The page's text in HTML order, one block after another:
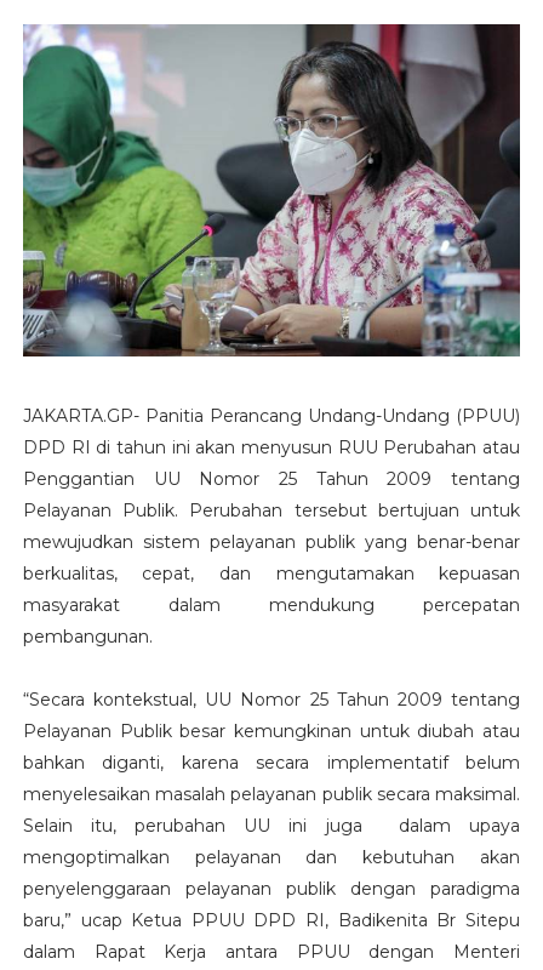
JAKARTA.GP- Panitia Perancang Undang-Undang (PPUU)
DPD RI di tahun ini akan menyusun RUU Perubahan atau
Penggantian UU Nomor 25 Tahun 2009 tentang
Pelayanan Publik. Perubahan tersebut bertujuan untuk
mewujudkan sistem pelayanan publik yang benar-benar
berkualitas, cepat, dan mengutamakan kepuasan
masyarakat dalam mendukung percepatan
pembangunan.
“Secara kontekstual, UU Nomor 25 Tahun 2009 tentang
Pelayanan Publik besar kemungkinan untuk diubah atau
bahkan diganti, karena secara implementatif belum
menyelesaikan masalah pelayanan publik secara maksimal.
Selain itu, perubahan UU ini juga dalam upaya
mengoptimalkan pelayanan dan kebutuhan akan
penyelenggaraan pelayanan publik dengan paradigma
baru,” ucap Ketua PPUU DPD RI, Badikenita Br Sitepu
dalam Rapat Kerja antara PPUU dengan Menteri